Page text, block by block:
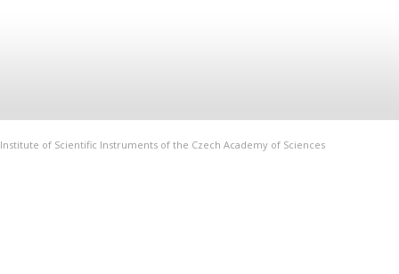
Institute of Scientific Instruments of the Czech Academy of Sciences